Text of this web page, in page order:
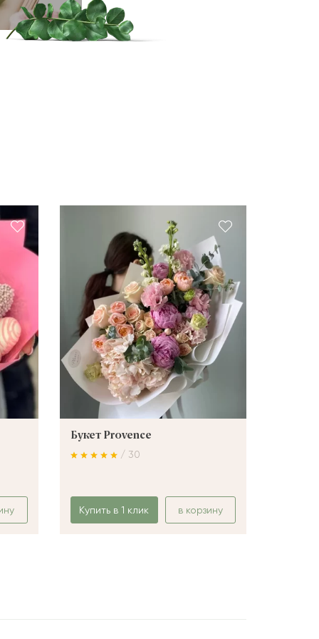
Букет Provence
/ 30
Купить в 1 клик в корзину